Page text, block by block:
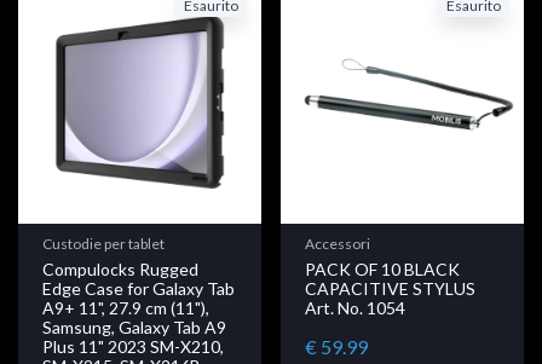
Esaurito
Custodie per tablet
Compulocks Rugged
Edge Case for Galaxy Tab
A9+ 11", 27.9 cm (11"),
Samsung, Galaxy Tab A9
Plus 11" 2023 SM-X210,
Esaurito
Accessori
PACK OF 10 BLACK
CAPACITIVE STYLUS
Art. No. 1054
€ 59.99